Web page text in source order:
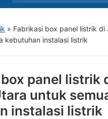
» Fabrikasi box panel listrik di
kebutuhan instalasi listrik
panel listrik
untuk
instalasi listrik